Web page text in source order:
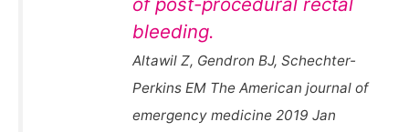
bleeding.
Altawil Z, Gendron BJ, Schechter-
Perkins EM The American journal of
emergency medicine 2019 Jan